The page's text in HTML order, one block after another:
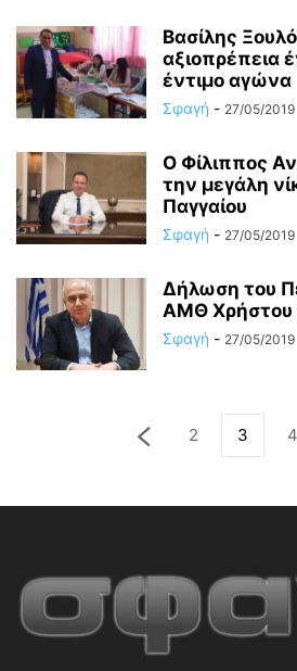
Βασίλης
αξιοπρέπεια
έντιμο αγώνα
Σφαγή - 27/05/2019
Ο Φίλιππος
την μεγάλη
Παγγαίου
Σφαγή - 27/05/2019
Δήλωση του
ΑΜΘ Χρήστου
Σφαγή - 27/05/2019
2 3 4